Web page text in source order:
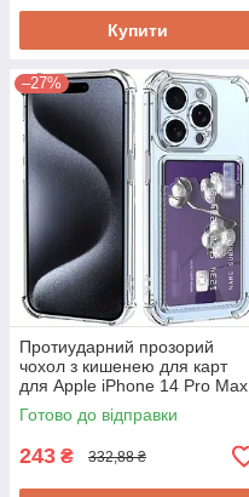
Купити
–27%
Протиударний прозорий
чохол з кишенею для карт
для Apple iPhone 14 Pro Max
Готово до відправки
243 ₴ 332,88 ₴